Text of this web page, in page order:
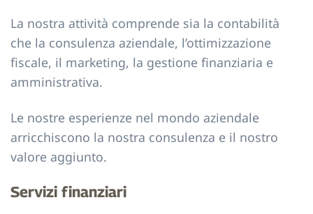
La nostra attività comprende sia la contabilità
che la consulenza aziendale, l’ottimizzazione
fiscale, il marketing, la gestione finanziaria e
amministrativa.
Le nostre esperienze nel mondo aziendale
arricchiscono la nostra consulenza e il nostro
valore aggiunto.
Servizi finanziari